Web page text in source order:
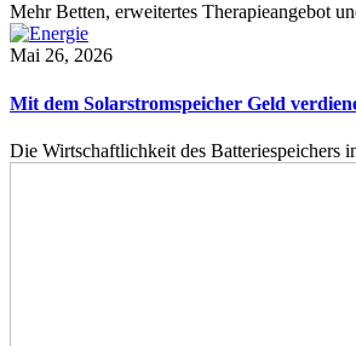
Mehr Betten, erweitertes Therapieangebot
Mai 26, 2026
Mit dem Solarstromspeicher Geld
Die Wirtschaftlichkeit des